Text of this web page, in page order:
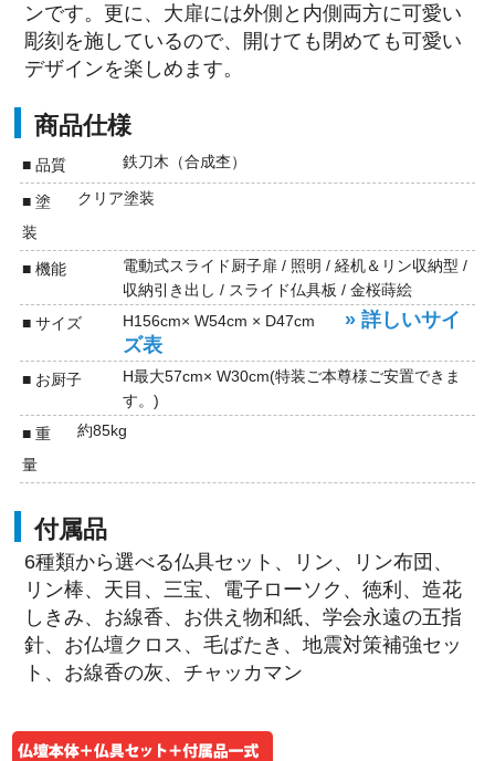
ンです。更に、大扉には外側と内側両方に可愛い
彫刻を施しているので、開けても閉めても可愛い
デザインを楽しめます。
商品仕様
■ 品質 鉄刀木（合成杢）
■ 塗
装
クリア塗装
■ 機能
電動式スライド厨子扉 / 照明 / 経机＆リン収納型 /
収納引き出し / スライド仏具板 / 金桜蒔絵
■ サイズ
H156cm× W54cm × D47cm
» 詳しいサイ
ズ表
■ お厨子
H最大57cm× W30cm(特装ご本尊様ご安置できま
す。)
■ 重
量
約85kg
付属品
6種類から選べる仏具セット、リン、リン布団、
リン棒、天目、三宝、電子ローソク、徳利、造花
しきみ、お線香、お供え物和紙、学会永遠の五指
針、お仏壇クロス、毛ばたき、地震対策補強セッ
ト、お線香の灰、チャッカマン